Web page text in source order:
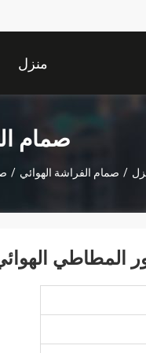
منزل
صمام
/ صمام الفراشة الهوائي /
المطاطي